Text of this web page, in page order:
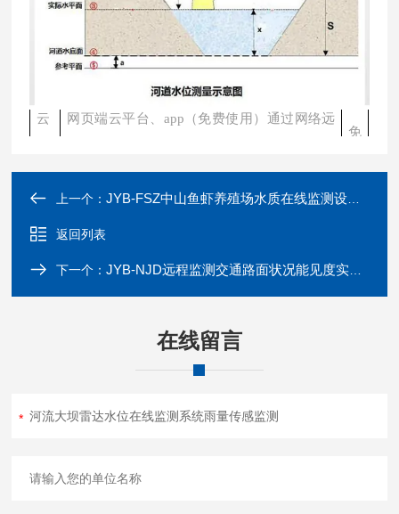
避
避雷针避雷线、接地角钢及附属配件
标
云
台
网页端云平台、 app（免费使用）通过网络远
不收费，特殊情况收取一定费用》
免
上一个：JYB-FSZ中山鱼虾养殖场水质在线监测设备漂浮式
返回列表
下一个：JYB-NJD远程监测交通路面状况能见度实时监管系统
在线留言